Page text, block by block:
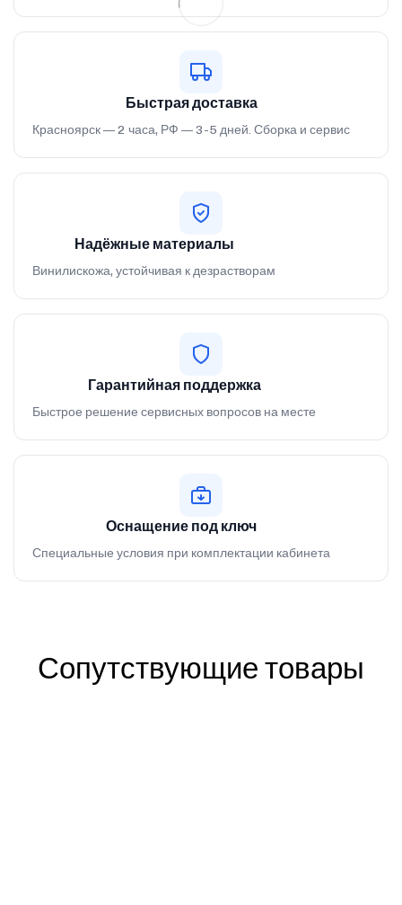
Быстрая доставка
Красноярск — 2 часа, РФ — 3-5 дней. Сборка и сервис
Надёжные материалы
Винилискожа, устойчивая к дезрастворам
Гарантийная поддержка
Быстрое решение сервисных вопросов на месте
Оснащение под ключ
Специальные условия при комплектации кабинета
Сопутствующие товары